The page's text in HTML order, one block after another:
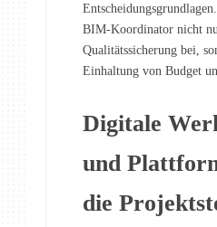
BIM-Koordinator nicht
Qualitätssicherung bei,
Einhaltung von Budget
Digitale
und
die